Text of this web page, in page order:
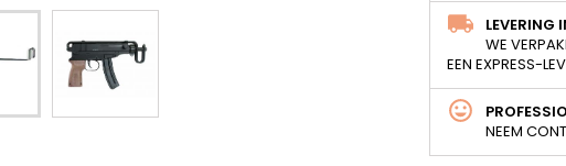
LEVERING
WE
EEN EXPRESS-
NEEM